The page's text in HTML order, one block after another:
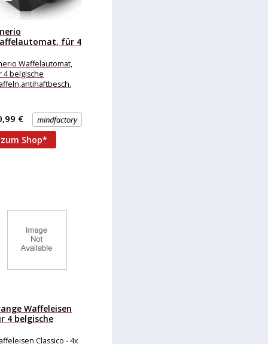
für 4
Waffelautomat,
4 belgische
mindfactory
€
zum Shop*
Waffeleisen
4 belgische
Classico - 4x